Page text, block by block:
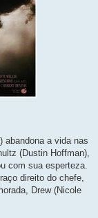
abandona a vida nas
(Dustin Hoffman),
com sua esperteza.
direito do chefe,
Drew (Nicole